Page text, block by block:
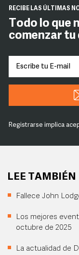
RECIBE LAS ÚLTIMAS
Todo lo que
comenzar tu
Registrarse implica
LEE TAMBIÉN
Fallece John
Los mejores
octubre de 2025
La actualidad de